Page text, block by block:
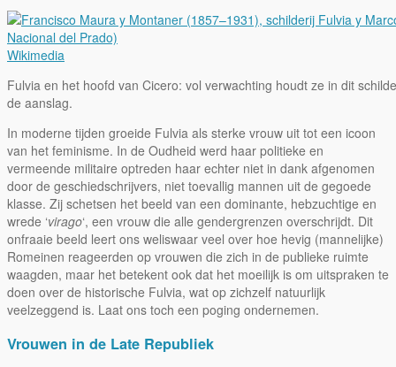
Wikimedia
Fulvia en het hoofd van Cicero: vol verwachting houdt ze in dit
de aanslag.
In moderne tijden groeide Fulvia als sterke vrouw uit tot een icoon
van het feminisme. In de Oudheid werd haar politieke en
vermeende militaire optreden haar echter niet in dank afgenomen
door de geschiedschrijvers, niet toevallig mannen uit de gegoede
klasse. Zij schetsen het beeld van een dominante, hebzuchtige en
wrede ‘virago‘, een vrouw die alle gendergrenzen overschrijdt. Dit
onfraaie beeld leert ons weliswaar veel over hoe hevig (mannelijke)
Romeinen reageerden op vrouwen die zich in de publieke ruimte
waagden, maar het betekent ook dat het moeilijk is om uitspraken te
doen over de historische Fulvia, wat op zichzelf natuurlijk
veelzeggend is. Laat ons toch een poging ondernemen.
Vrouwen in de Late Republiek